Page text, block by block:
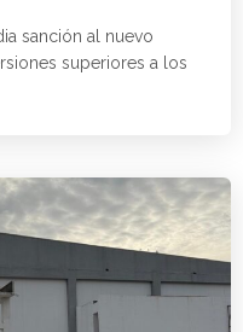
sanción al nuevo
superiores a los